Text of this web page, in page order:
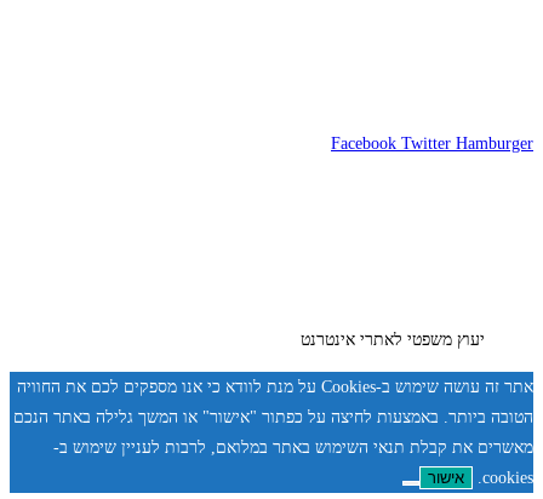
Facebook Twitter Hamburger
יעוץ משפטי לאתרי אינטרנט
אתר זה עושה שימוש ב-Cookies על מנת לוודא כי אנו מספקים לכם את החוויה
הטובה ביותר. באמצעות לחיצה על כפתור "אישור" או המשך גלילה באתר הנכם
מאשרים את קבלת תנאי השימוש באתר במלואם, לרבות לעניין שימוש ב-
cookies.
אישור